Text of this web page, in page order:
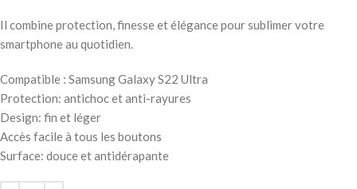
Il combine protection, finesse et élégance pour sublimer votre
smartphone au quotidien.
Compatible : Samsung Galaxy S22 Ultra
Protection: antichoc et anti-rayures
Design: fin et léger
Accès facile à tous les boutons
Surface: douce et antidérapante